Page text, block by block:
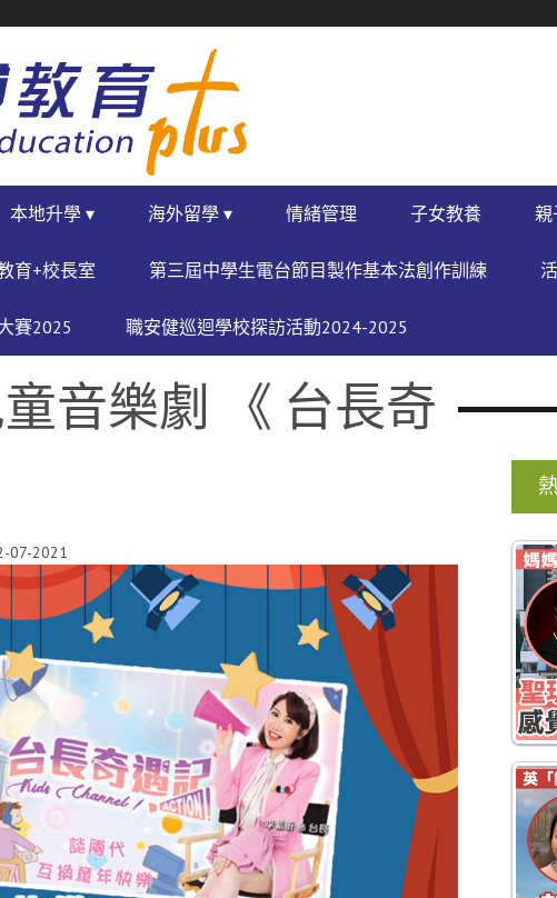
本地升學 ▾ 海外留學 ▾ 情緒管理 子女教養 親
育+校長室 第三屆中學生電台節目製作基本法創作訓練
賽2025 職安健巡迴學校探訪活動2024-2025
音樂劇 《 台長奇
07-2021